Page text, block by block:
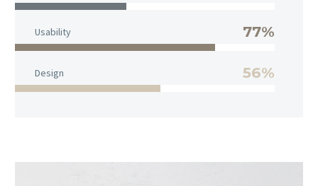
Usability 77%
Design 56%